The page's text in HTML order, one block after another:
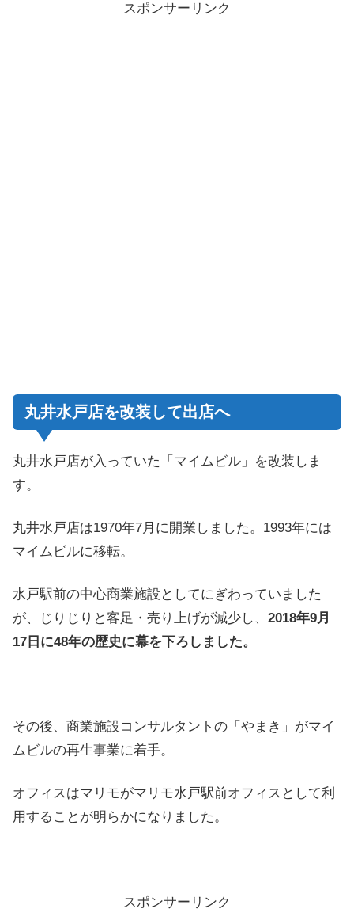
スポンサーリンク
丸井水戸店を改装して出店へ
丸井水戸店が入っていた「マイムビル」を改装しま
す。
丸井水戸店は1970年7月に開業しました。1993年には
マイムビルに移転。
水戸駅前の中心商業施設としてにぎわっていました
が、じりじりと客足・売り上げが減少し、 2018年9月
17日に48年の歴史に幕を下ろしました。
その後、商業施設コンサルタントの「やまき」がマイ
ムビルの再生事業に着手。
オフィスはマリモがマリモ水戸駅前オフィスとして利
用することが明らかになりました。
スポンサーリンク